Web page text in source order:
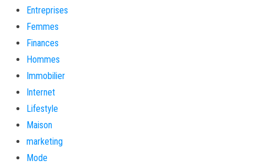
Entreprises
Femmes
Finances
Hommes
Immobilier
Internet
Lifestyle
Maison
marketing
Mode